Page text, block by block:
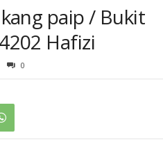
paip / Bukit
Hafizi
0